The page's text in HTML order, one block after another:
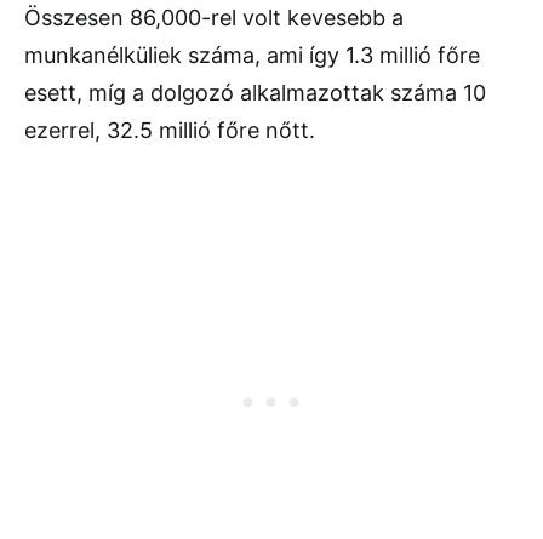
Összesen 86,000-rel volt kevesebb a
munkanélküliek száma, ami így 1.3 millió főre
esett, míg a dolgozó alkalmazottak száma 10
ezerrel, 32.5 millió főre nőtt.